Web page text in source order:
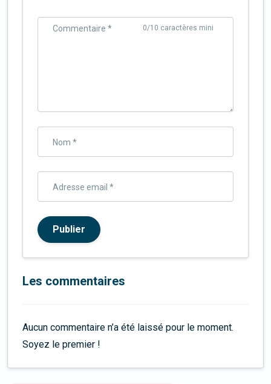
Commentaire * 0/10 caractères mini
Nom *
Adresse email *
Publier
Les commentaires
Aucun commentaire n’a été laissé pour le moment.
Soyez le premier !